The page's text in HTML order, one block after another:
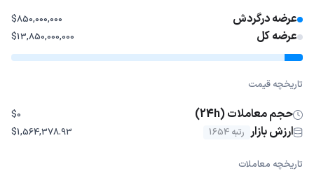
عرضه درگردش $850,000,000
عرضه کل $13,850,000,000
تاریخچه قیمت
حجم معاملات (24h) $0
ارزش بازار رتبه 1654 $1,564,378.93
تاریخچه معاملات